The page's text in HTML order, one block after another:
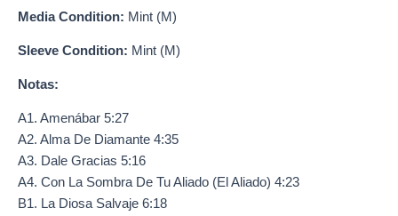
Media Condition: Mint (M)
Sleeve Condition: Mint (M)
Notas:
A1. Amenábar 5:27
A2. Alma De Diamante 4:35
A3. Dale Gracias 5:16
A4. Con La Sombra De Tu Aliado (El Aliado) 4:23
B1. La Diosa Salvaje 6:18